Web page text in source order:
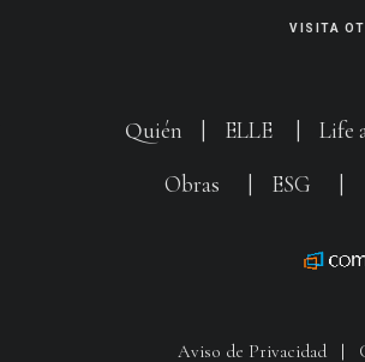
VISITA
Quién ELLE Life
Obras
ESG
Aviso de Privacidad |